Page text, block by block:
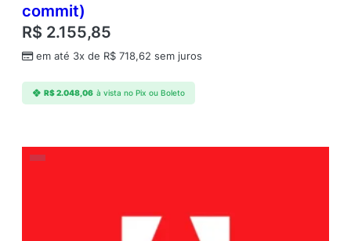
commit)
R$ 2.155,85
em até 3x de R$ 718,62 sem juros
R$2.048,06 à vista no Pix ou Boleto